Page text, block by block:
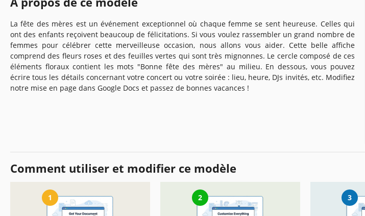
La fête des mères est un événement exceptionnel où chaque femme se sent heureuse. Celles qui
ont des enfants reçoivent beaucoup de félicitations. Si vous voulez rassembler un grand nombre de
femmes pour célébrer cette merveilleuse occasion, nous allons vous aider. Cette belle affiche
comprend des fleurs roses et des feuilles vertes qui sont très mignonnes. Le cercle composé de ces
éléments floraux contient les mots "Bonne fête des mères" au milieu. En dessous, vous pouvez
écrire tous les détails concernant votre concert ou votre soirée : lieu, heure, DJs invités, etc. Modifiez
notre mise en page dans Google Docs et passez de bonnes vacances !
Comment utiliser et modifier ce modèle
1 2 3